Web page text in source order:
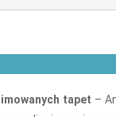
tapet –